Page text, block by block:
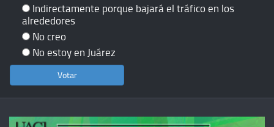
Indirectamente porque bajará el tráfico en los
alrededores
No creo
No estoy en Juárez